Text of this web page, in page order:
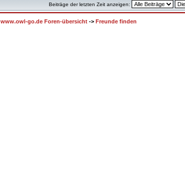
Beiträge der letzten Zeit anzeigen:
www.owl-go.de Foren-übersicht -> Freunde finden